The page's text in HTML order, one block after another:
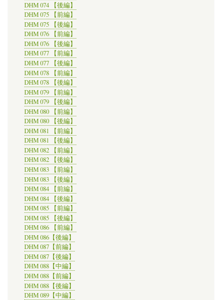
DHM 074 【後編】
DHM 075 【前編】
DHM 075 【後編】
DHM 076 【前編】
DHM 076 【後編】
DHM 077 【前編】
DHM 077 【後編】
DHM 078 【前編】
DHM 078 【後編】
DHM 079 【前編】
DHM 079 【後編】
DHM 080 【前編】
DHM 080 【後編】
DHM 081 【前編】
DHM 081 【後編】
DHM 082 【前編】
DHM 082 【後編】
DHM 083 【前編】
DHM 083 【後編】
DHM 084 【前編】
DHM 084 【後編】
DHM 085 【前編】
DHM 085 【後編】
DHM 086 【前編】
DHM 086【後編】
DHM 087【前編】
DHM 087【後編】
DHM 088【中編】
DHM 088【前編】
DHM 088【後編】
DHM 089【中編】